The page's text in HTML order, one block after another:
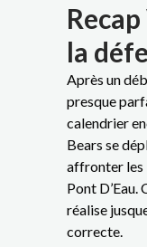
la
Après un
presque
calendrier
Bears se
affronter les
Pont D’Eau.
réalise
correcte.